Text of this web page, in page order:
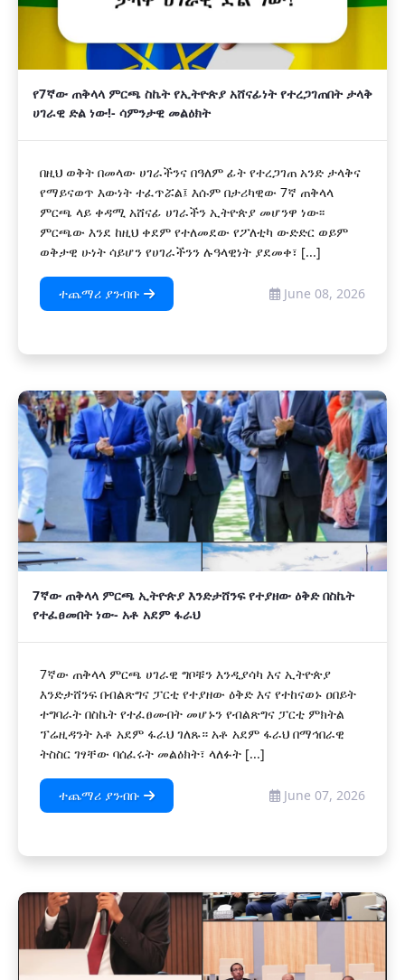
የ7ኛው ጠቅላላ ምርጫ ስኬት የኢትዮጵያ አሸናፊነት የተረጋገጠበት ታላቅ
ሀገራዊ ድል ነው!- ሳምንታዊ መልዕክት
በዚህ ወቅት በመላው ሀገራችንና በዓለም ፊት የተረጋገጠ አንድ ታላቅና
የማይናወጥ እውነት ተፈጥሯል፤ እሱም በታሪካዊው 7ኛ ጠቅላላ
ምርጫ ላይ ቀዳሚ አሸናፊ ሀገራችን ኢትዮጵያ መሆንዋ ነው፡፡
ምርጫው እንደ ከዚህ ቀደም የተለመደው የፖለቲካ ውድድር ወይም
ወቅታዊ ሁነት ሳይሆን የሀገራችንን ሉዓላዊነት ያደመቀ፣ [...]
ተጨማሪ ያንብቡ June 08, 2026
7ኛው ጠቅላላ ምርጫ ኢትዮጵያ እንድታሸንፍ የተያዘው ዕቅድ በስኬት
የተፈፀመበት ነው- አቶ አደም ፋራህ
7ኛው ጠቅላላ ምርጫ ሀገራዊ ግቦቹን እንዲያሳካ እና ኢትዮጵያ
እንድታሸንፍ በብልጽግና ፓርቲ የተያዘው ዕቅድ እና የተከናወኑ ዐበይት
ተግባራት በስኬት የተፈፀሙበት መሆኑን የብልጽግና ፓርቲ ምክትል
ፕሬዚዳንት አቶ አደም ፋራህ ገለጹ። አቶ አደም ፋራህ በማኅበራዊ
ትስስር ገፃቸው ባሰፈሩት መልዕክት፣ ላለፉት [...]
ተጨማሪ ያንብቡ June 07, 2026